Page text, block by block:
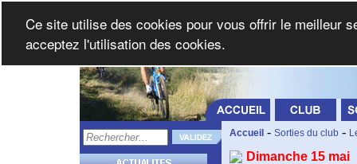
Accueil - Sorties du club -
Dimanche 15 mai
Ce site utilise des cookies pour vous offrir le meilleur
acceptez l'utilisation des cookies.